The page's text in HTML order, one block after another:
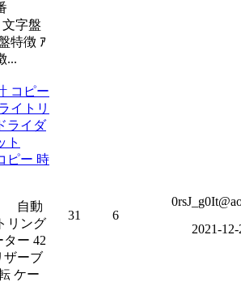
文字盤
特徴 ｱ
...
コピー
イトリ
ライダ
ト
ピー 時
自動
リング
ー 42
ザーブ
ケー
31 6
2021-12-